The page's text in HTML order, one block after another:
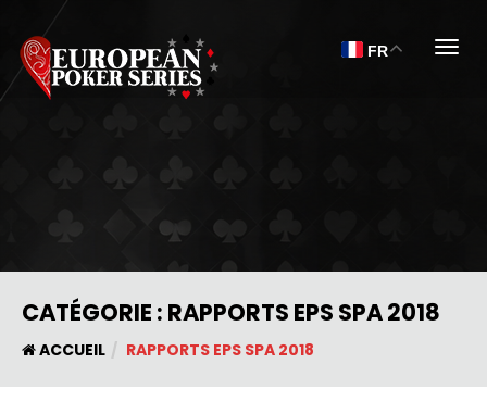
FR
CATÉGORIE : RAPPORTS EPS SPA 2018
ACCUEIL RAPPORTS EPS SPA 2018